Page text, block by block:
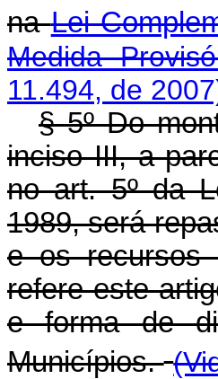
naLei
Medida
11.494, de
§ 5º Do
inciso III, a
no art. 5º da
1989, será
e os recursos
refere este
e forma de
Municípios.